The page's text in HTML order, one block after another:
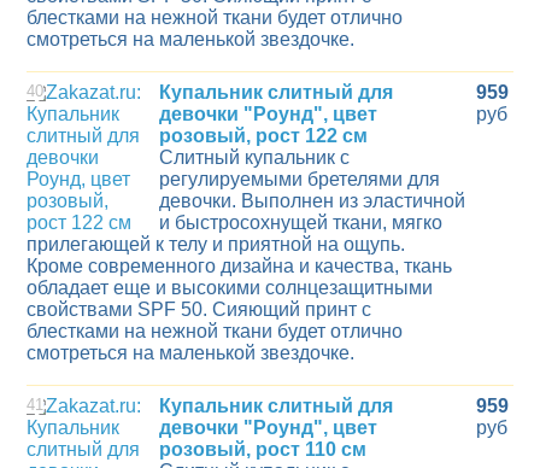
блестками на нежной ткани будет отлично
смотреться на маленькой звездочке.
40
Купальник слитный для
девочки "Роунд", цвет
розовый, рост 122 см
Слитный купальник с
регулируемыми бретелями для
девочки. Выполнен из эластичной
и быстросохнущей ткани, мягко
прилегающей к телу и приятной на ощупь.
Кроме современного дизайна и качества, ткань
обладает еще и высокими солнцезащитными
свойствами SPF 50. Сияющий принт с
блестками на нежной ткани будет отлично
смотреться на маленькой звездочке.
959
руб
41
Купальник слитный для
девочки "Роунд", цвет
розовый, рост 110 см
959
руб